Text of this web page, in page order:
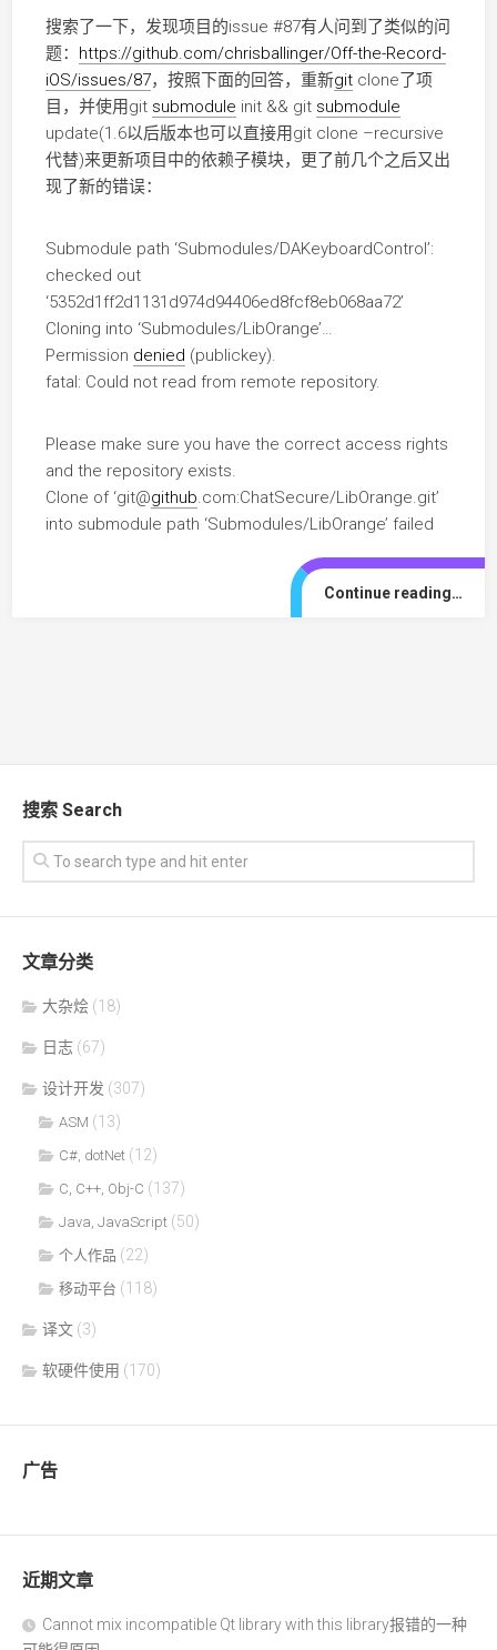
搜索了一下，发现项目的issue #87有人问到了类似的问
题： https://github.com/chrisballinger/Off-the-Record-
iOS/issues/87，按照下面的回答，重新gitclone了项
目，并使用git submodule init && git submodule
update(1.6以后版本也可以直接用git clone –recursive
代替)来更新项目中的依赖子模块，更了前几个之后又出
现了新的错误：
Submodule path ‘Submodules/DAKeyboardControl’:
checked out
‘5352d1ff2d1131d974d94406ed8fcf8eb068aa72’
Cloning into ‘Submodules/LibOrange’…
Permission denied (publickey).
fatal: Could not read from remote repository.
Please make sure you have the correct access rights
and the repository exists.
Clone of ‘git@github.com:ChatSecure/LibOrange.git’
into submodule path ‘Submodules/LibOrange’ failed
Continue reading…
搜索 Search
文章分类
大杂烩 (18)
日志 (67)
设计开发 (307)
ASM (13)
C#, dotNet (12)
C, C++, Obj-C (137)
Java, JavaScript (50)
个人作品 (22)
移动平台 (118)
译文 (3)
软硬件使用 (170)
广告
近期文章
Cannot mix incompatible Qt library with this library报错的一种